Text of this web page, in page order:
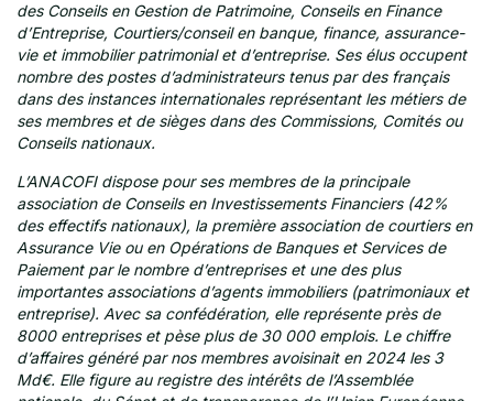
des Conseils en Gestion de Patrimoine, Conseils en Finance
d’Entreprise, Courtiers/conseil en banque, finance, assurance-
vie et immobilier patrimonial et d’entreprise. Ses élus occupent
nombre des postes d’administrateurs tenus par des français
dans des instances internationales représentant les métiers de
ses membres et de sièges dans des Commissions, Comités ou
Conseils nationaux.
L’ANACOFI dispose pour ses membres de la principale
association de Conseils en Investissements Financiers (42%
des effectifs nationaux), la première association de courtiers en
Assurance Vie ou en Opérations de Banques et Services de
Paiement par le nombre d’entreprises et une des plus
importantes associations d’agents immobiliers (patrimoniaux et
entreprise). Avec sa confédération, elle représente près de
8000 entreprises et pèse plus de 30 000 emplois. Le chiffre
d’affaires généré par nos membres avoisinait en 2024 les 3
Md€. Elle figure au registre des intérêts de l’Assemblée